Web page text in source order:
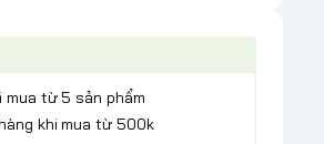
mua từ 5 sản phẩm
khi mua từ 500k